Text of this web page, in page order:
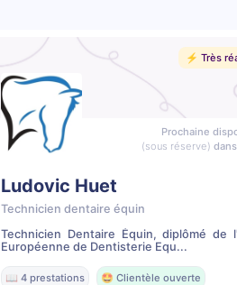
⚡️ Très
Prochaine
(sous réserve)
Ludovic Huet
Technicien dentaire équin
Technicien Dentaire Équin, diplômé de
Européenne de Dentisterie Equ...
📖 4 prestations 🤩 Clientèle ouverte